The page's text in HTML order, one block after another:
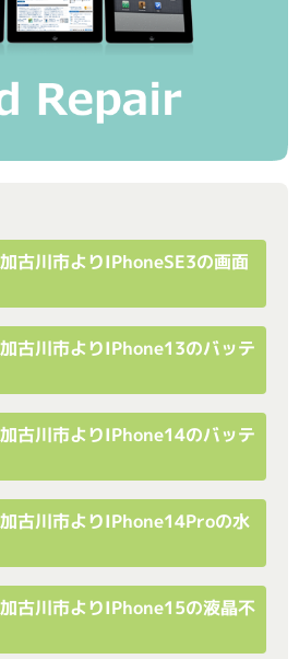
古川市よりiPhoneSE3の画面
古川市よりiPhone13のバッテ
古川市よりiPhone14のバッテ
古川市よりiPhone14Proの水
古川市よりiPhone15の液晶不